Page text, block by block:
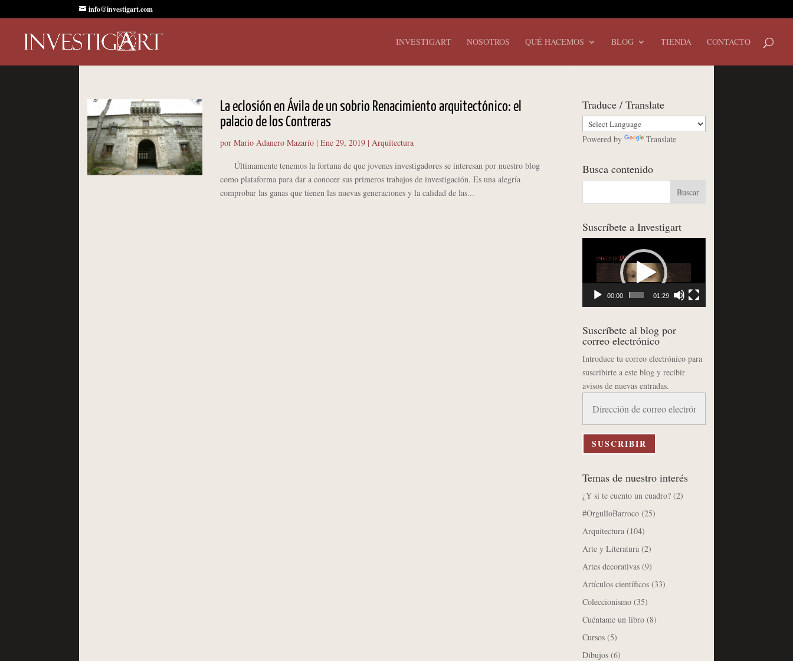
info@investigart.com
INVESTIGART NOSOTROS QUÉ HACEMOS BLOG TIENDA CONTACTO
La eclosión en Ávila de un sobrio Renacimiento arquitectónico: el
palacio de los Contreras
por Mario Adanero Mazarío| Ene 29, 2019| Arquitectura
Últimamente tenemos la fortuna de que jovenes investigadores se interesan por nuestro blog
como plataforma para dar a conocer sus primeros trabajos de investigación. Es una alegría
comprobar las ganas que tienen las nuevas generaciones y la calidad de las...
Traduce / Translate
Powered by Translate
Busca contenido
Suscríbete a Investigart
00:00 01:29
Suscríbete al blog por
correo electrónico
Introduce tu correo electrónico para
suscribirte a este blog y recibir
avisos de nuevas entradas.
correo
electrónico
SUSCRIBIR
Temas de nuestro interés
¿Y si te cuento un cuadro? (2)
#OrgulloBarroco (25)
Arquitectura (104)
Arte y Literatura (2)
Artes decorativas (9)
Artículos científicos (33)
Coleccionismo (35)
Cuéntame un libro (8)
Cursos (5)
Dibujos (6)